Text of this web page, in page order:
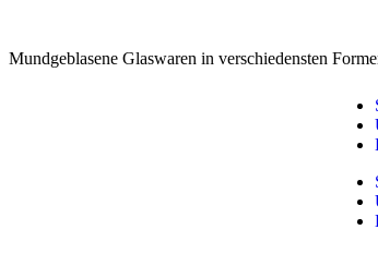
Mundgeblasene Glaswaren in verschiedensten